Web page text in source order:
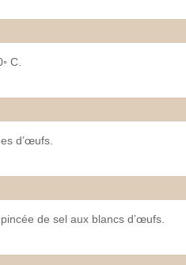
C.
d’œufs.
de sel aux blancs d’œufs.